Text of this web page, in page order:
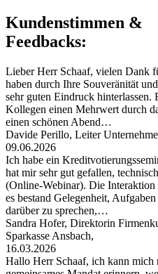
Kundenstimmen &
Feedbacks:
Lieber Herr Schaaf, vielen Dank
haben durch Ihre Souveränität
sehr guten Eindruck hinterlassen.
Kollegen einen Mehrwert durch
einen schönen Abend…
Davide Perillo, Leiter
09.06.2026
Ich habe ein
hat mir sehr gut gefallen,
(Online-Webinar). Die
es bestand Gelegenheit,
darüber zu sprechen,…
Sandra Hofer, Direktorin
Sparkasse Ansbach,
16.03.2026
Hallo Herr Schaaf, ich kann mich